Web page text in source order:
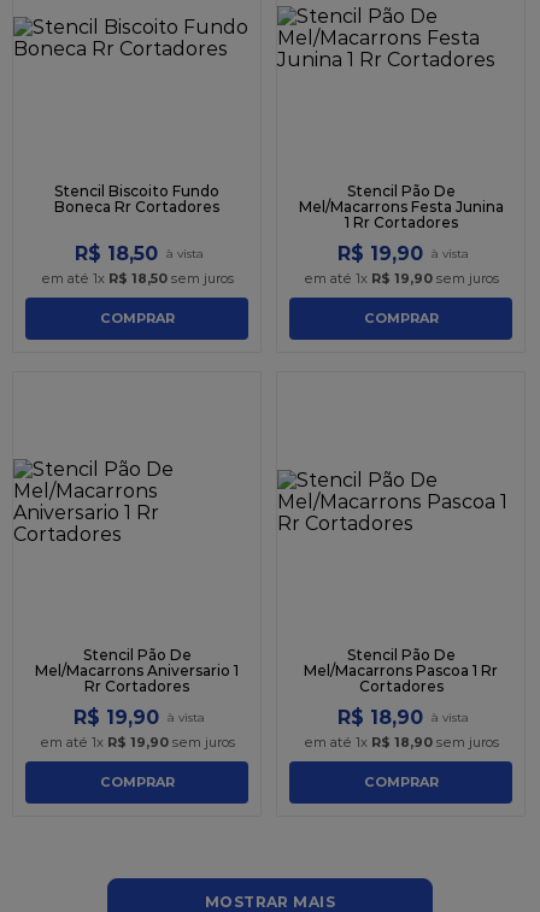
Stencil Biscoito Fundo
Boneca Rr Cortadores
R$ 18,50
em até 1x R$ 18,50sem juros
COMPRAR
Stencil Pão De
Mel/Macarrons Festa Junina
1 Rr Cortadores
R$ 19,90
em até 1x R$ 19,90sem juros
COMPRAR
Stencil Pão De
Mel/Macarrons Aniversario 1
Rr Cortadores
R$ 19,90
em até 1x R$ 19,90sem juros
COMPRAR
Stencil Pão De
Mel/Macarrons Pascoa 1 Rr
Cortadores
R$ 18,90
em até 1x R$ 18,90sem juros
COMPRAR
MOSTRAR MAIS